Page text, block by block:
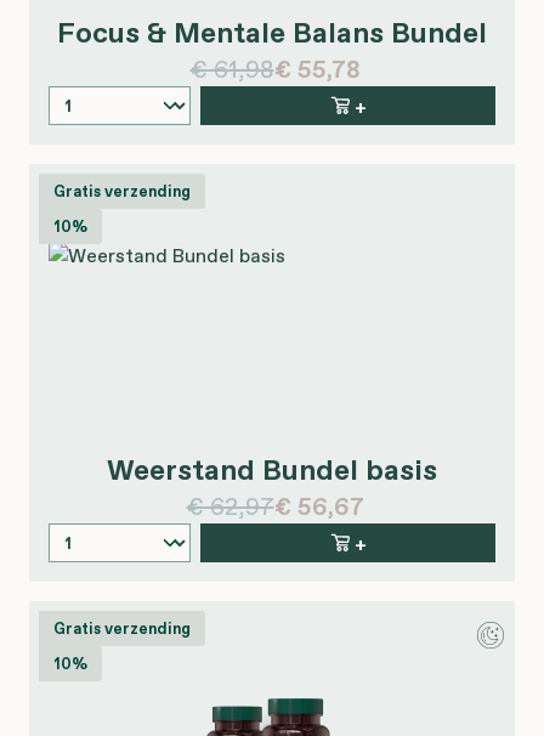
Focus & Mentale Balans Bundel
€ 61,98€ 55,78
+
Gratis verzending
10%
Weerstand Bundel basis
€ 62,97€ 56,67
+
Gratis verzending
10%